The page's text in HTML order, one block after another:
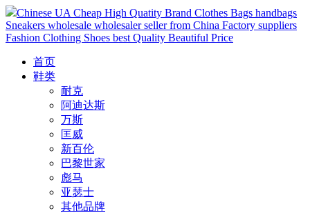
Chinese UA Cheap High Quatity Brand Clothes Bags handbags
Sneakers wholesale wholesaler seller from China Factory suppliers
Fashion Clothing Shoes best Quality Beautiful Price
首页
鞋类
耐克
阿迪达斯
万斯
匡威
新百伦
巴黎世家
彪马
亚瑟士
其他品牌